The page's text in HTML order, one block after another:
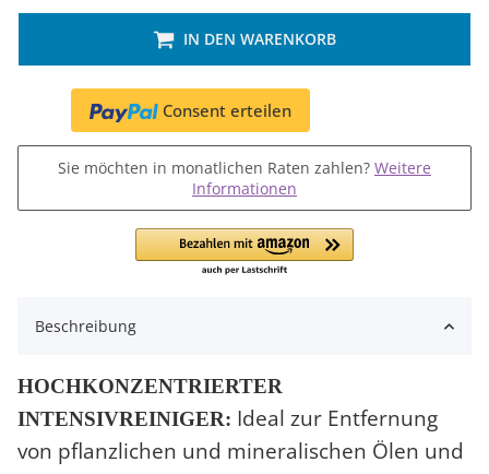
IN DEN WARENKORB
Consent erteilen
Sie möchten in monatlichen Raten zahlen? Weitere
Informationen
Beschreibung
HOCHKONZENTRIERTER
INTENSIVREINIGER: Ideal zur Entfernung
von pflanzlichen und mineralischen Ölen und